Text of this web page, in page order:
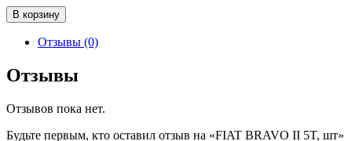
Количество
товара
FIAT
II
5T,
В корзину
Отзывы (0)
Отзывы
Отзывов пока нет.
Будьте первым, кто оставил отзыв на «FIAT BRAVO II 5T, шт»